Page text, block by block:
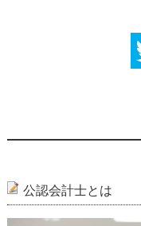
公認会計士とは